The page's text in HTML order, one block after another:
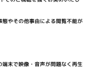
態やその他事由による閲覧不能が
末で映像・音声が問題なく再生